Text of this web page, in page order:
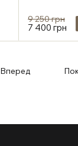
9 250 грн
7 400 грн
Вперед